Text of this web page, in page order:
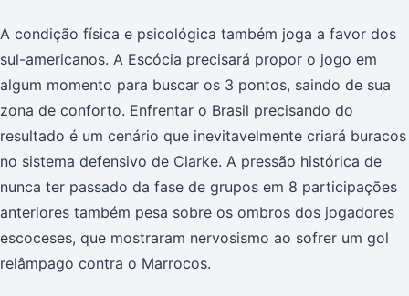
A condição física e psicológica também joga a favor dos
sul-americanos. A Escócia precisará propor o jogo em
algum momento para buscar os 3 pontos, saindo de sua
zona de conforto. Enfrentar o Brasil precisando do
resultado é um cenário que inevitavelmente criará buracos
no sistema defensivo de Clarke. A pressão histórica de
nunca ter passado da fase de grupos em 8 participações
anteriores também pesa sobre os ombros dos jogadores
escoceses, que mostraram nervosismo ao sofrer um gol
relâmpago contra o Marrocos.